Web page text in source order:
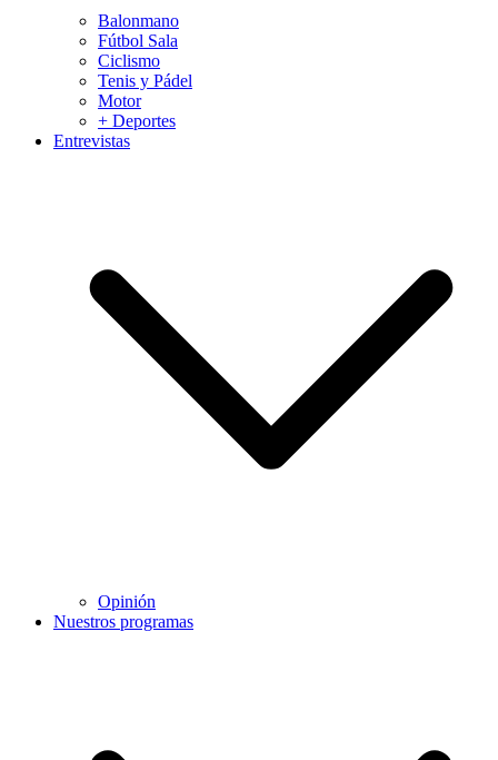
Balonmano
Fútbol Sala
Ciclismo
Tenis y Pádel
Motor
+ Deportes
Entrevistas
Opinión
Nuestros programas